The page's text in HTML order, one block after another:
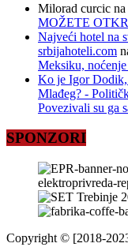
Milorad curcic na
MOŽETE
Najveći hotel na
srbijahoteli.com
Meksiku,
Ko je Igor Dodik,
Mlađeg? -
Povezivali su ga
SPONZORI
Copyright © [2018-